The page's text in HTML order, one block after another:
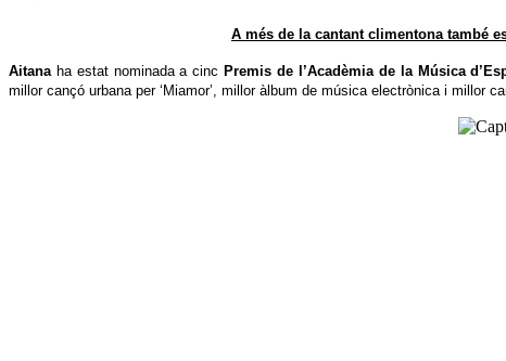
A més de la cantant climentona també
Aitana ha estat nominada a cincPremis de l’Acadèmia de la Música
millor cançó urbana per ‘Miamor’, millor àlbum de música electrònica i millor